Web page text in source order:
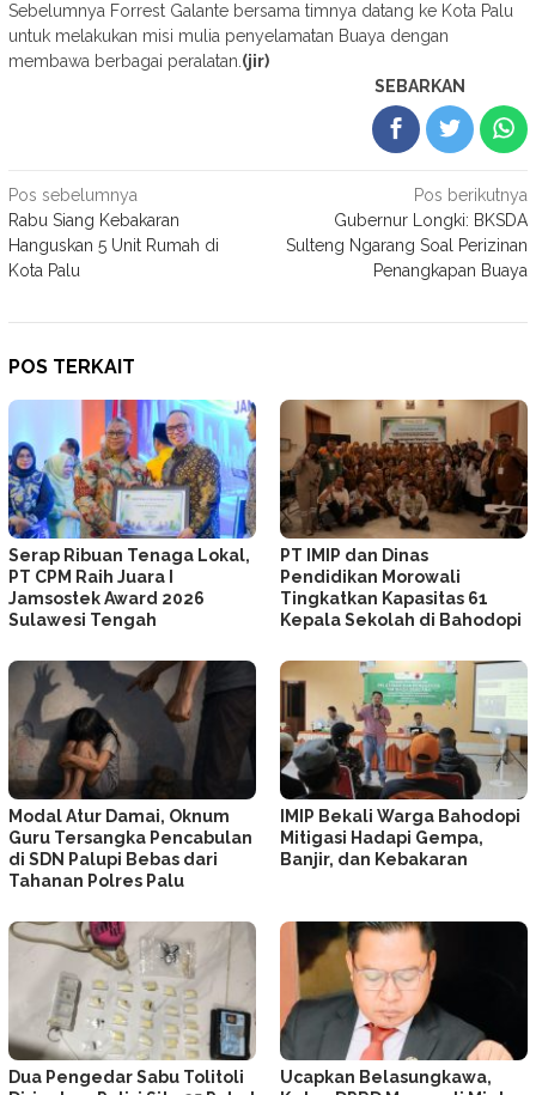
Sebelumnya Forrest Galante bersama timnya datang ke Kota Palu
untuk melakukan misi mulia penyelamatan Buaya dengan
membawa berbagai peralatan. (jir)
SEBARKAN
Navigasi
pos
Pos sebelumnya
Rabu Siang Kebakaran
Hanguskan 5 Unit Rumah di
Kota Palu
Pos berikutnya
Gubernur Longki: BKSDA
Sulteng Ngarang Soal Perizinan
Penangkapan Buaya
POS TERKAIT
Serap Ribuan Tenaga Lokal,
PT CPM Raih Juara I
Jamsostek Award 2026
Sulawesi Tengah
PT IMIP dan Dinas
Pendidikan Morowali
Tingkatkan Kapasitas 61
Kepala Sekolah di Bahodopi
Modal Atur Damai, Oknum
Guru Tersangka Pencabulan
di SDN Palupi Bebas dari
Tahanan Polres Palu
IMIP Bekali Warga Bahodopi
Mitigasi Hadapi Gempa,
Banjir, dan Kebakaran
Dua Pengedar Sabu Tolitoli
Ucapkan Belasungkawa,